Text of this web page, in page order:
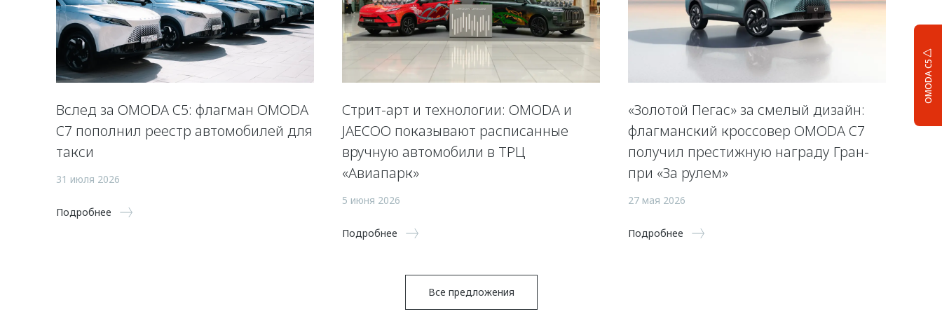
OMODA C5
Вслед за OMODA C5: флагман OMODA
C7 пополнил реестр автомобилей для
такси
31 июля 2026
Подробнее
Стрит-арт и технологии: OMODA и
JAECOO показывают расписанные
вручную автомобили в ТРЦ
«Авиапарк»
5 июня 2026
Подробнее
«Золотой Пегас» за смелый дизайн:
флагманский кроссовер OMODA C7
получил престижную награду Гран-
при «За рулем»
27 мая 2026
Подробнее
Все предложения